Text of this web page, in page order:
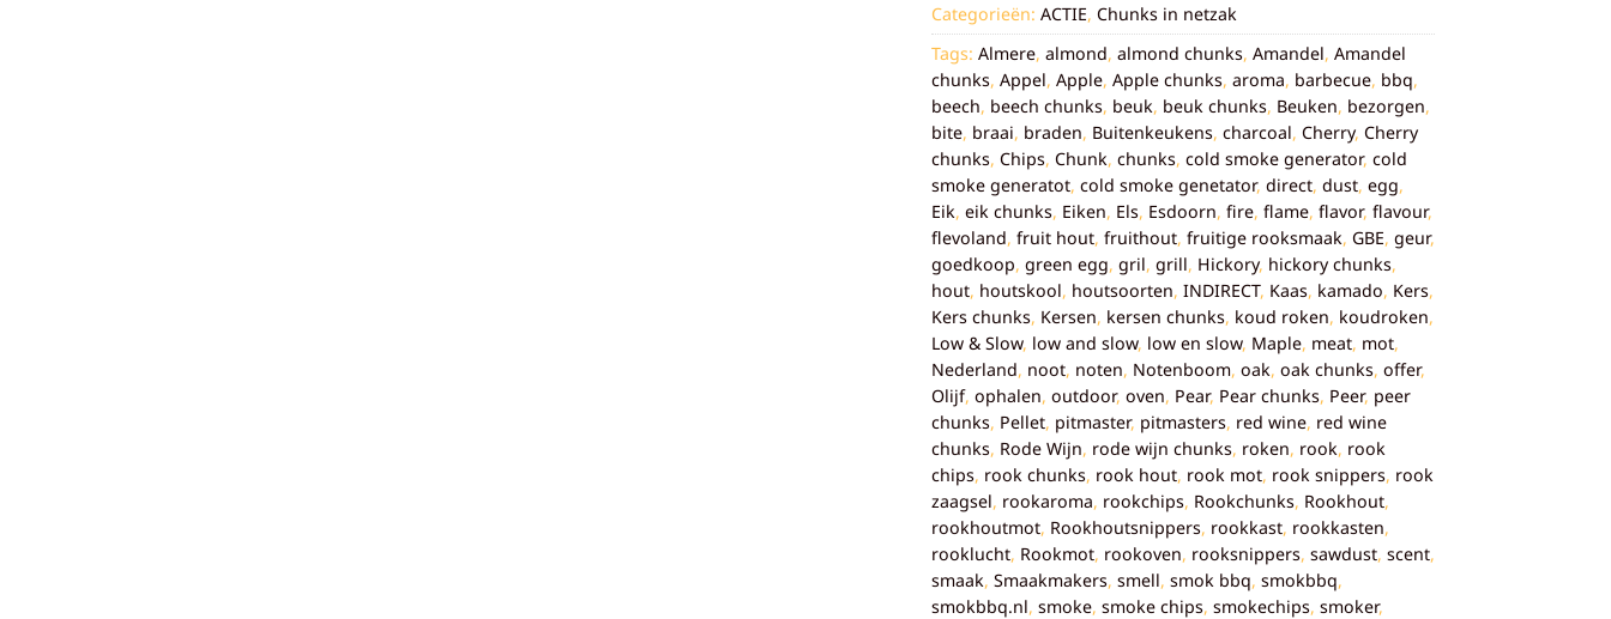
Categorieën: ACTIE, Chunks in netzak
Tags: Almere, almond, almond chunks, Amandel, Amandel
chunks, Appel, Apple, Apple chunks, aroma, barbecue, bbq,
beech, beech chunks, beuk, beuk chunks, Beuken, bezorgen,
bite, braai, braden, Buitenkeukens, charcoal, Cherry, Cherry
chunks, Chips, Chunk, chunks, cold smoke generator, cold
smoke generatot, cold smoke genetator, direct, dust, egg,
Eik, eik chunks, Eiken, Els, Esdoorn, fire, flame, flavor, flavour,
flevoland, fruit hout, fruithout, fruitige rooksmaak, GBE, geur,
goedkoop, green egg, gril, grill, Hickory, hickory chunks,
hout, houtskool, houtsoorten, INDIRECT, Kaas, kamado, Kers,
Kers chunks, Kersen, kersen chunks, koud roken, koudroken,
Low & Slow, low and slow, low en slow, Maple, meat, mot,
Nederland, noot, noten, Notenboom, oak, oak chunks, offer,
Olijf, ophalen, outdoor, oven, Pear, Pear chunks, Peer, peer
chunks, Pellet, pitmaster, pitmasters, red wine, red wine
chunks, Rode Wijn, rode wijn chunks, roken, rook, rook
chips, rook chunks, rook hout, rook mot, rook snippers, rook
zaagsel, rookaroma, rookchips, Rookchunks, Rookhout,
rookhoutmot, Rookhoutsnippers, rookkast, rookkasten,
rooklucht, Rookmot, rookoven, rooksnippers, sawdust, scent,
smaak, Smaakmakers, smell, smok bbq, smokbbq,
smokbbq.nl, smoke, smoke chips, smokechips, smoker,